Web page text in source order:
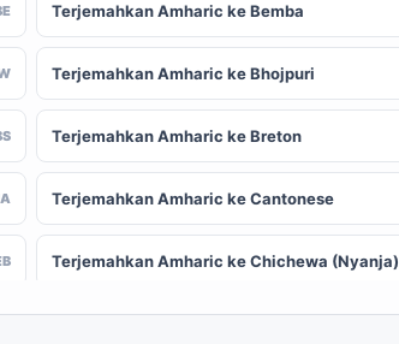
Terjemahkan Amharic ke Bemba
Terjemahkan Amharic ke Bhojpuri
Terjemahkan Amharic ke Breton
Terjemahkan Amharic ke Cantonese
Terjemahkan Amharic ke Chichewa (Nyanja)